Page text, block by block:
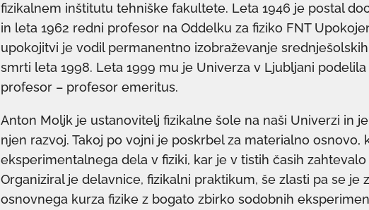
fizikalnem inštitutu tehniške fakultete. Leta 1946 je postal
in leta 1962 redni profesor na Oddelku za fiziko FNT
upokojitvi je vodil permanentno izobraževanje
smrti leta 1998. Leta 1999 mu je Univerza v Ljubljani podelila
profesor – profesor emeritus.
Anton Moljk je ustanovitelj fizikalne šole na naši Univerzi in
njen razvoj. Takoj po vojni je poskrbel za materialno osnovo,
eksperimentalnega dela v fiziki, kar je v tistih časih zahtevalo
Organiziral je delavnice, fizikalni praktikum, še zlasti pa se je
osnovnega kurza fizike z bogato zbirko sodobnih